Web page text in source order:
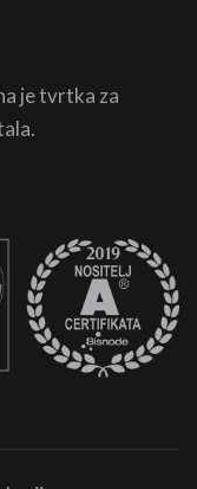
je tvrtka za